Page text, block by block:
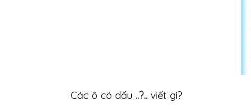
Các ô có dấu ..?.. viết gì?